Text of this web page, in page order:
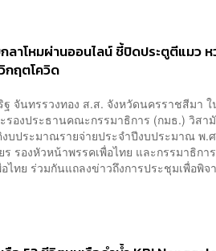
ลาโหมผ่านออนไลน์ ชี้ปิดประตูตีแมว
กฤตโควิด
จันทรรวงทอง ส.ส. จังหวัดนครราชสีมา ใ
รองประธานคณะกรรมาธิการ (กมธ.) วิสา
ประมาณรายจ่ายประจำปีงบประมาณ พ.ศ
รองหัวหน้าพรรคเพื่อไทย และกรรมาธิกา
ทย ร่วมกันแถลงข่าวถึงการประชุมเพื่อพิจ